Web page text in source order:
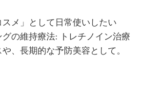
メ」として日常使いしたい
の維持療法: トレチノイン治療
、長期的な予防美容として。